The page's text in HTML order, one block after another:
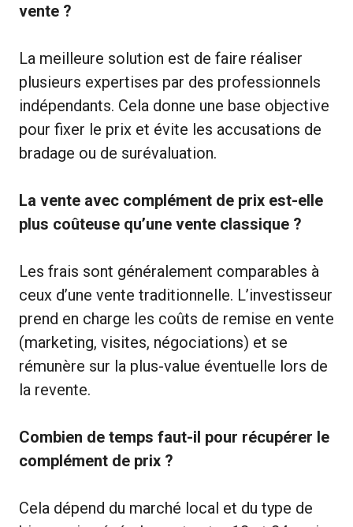
vente ?
La meilleure solution est de faire réaliser
plusieurs expertises par des professionnels
indépendants. Cela donne une base objective
pour fixer le prix et évite les accusations de
bradage ou de surévaluation.
La vente avec complément de prix est-elle
plus coûteuse qu’une vente classique ?
Les frais sont généralement comparables à
ceux d’une vente traditionnelle. L’investisseur
prend en charge les coûts de remise en vente
(marketing, visites, négociations) et se
rémunère sur la plus-value éventuelle lors de
la revente.
Combien de temps faut-il pour récupérer le
complément de prix ?
Cela dépend du marché local et du type de